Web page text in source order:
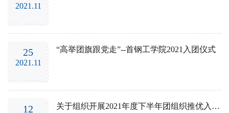
2021.11
25
2021.11
“高举团旗跟党走”--首钢工学院2021入团仪式
12 关于组织开展2021年度下半年团组织推优入党工作的通知